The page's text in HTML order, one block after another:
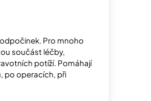
Pro mnoho
součást léčby,
potíží. Pomáhají
po operacích, při